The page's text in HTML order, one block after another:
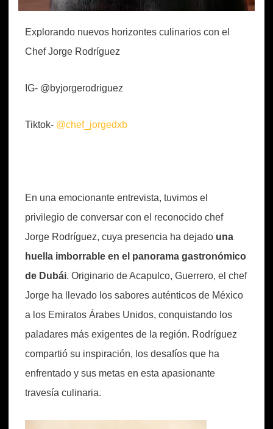
Explorando nuevos horizontes culinarios con el
Chef Jorge Rodríguez
IG- @byjorgerodriguez
Tiktok- @chef_jorgedxb
En una emocionante entrevista, tuvimos el
privilegio de conversar con el reconocido chef
Jorge Rodríguez, cuya presencia ha dejado una
huella imborrable en el panorama gastronómico
de Dubái. Originario de Acapulco, Guerrero, el chef
Jorge ha llevado los sabores auténticos de México
a los Emiratos Árabes Unidos, conquistando los
paladares más exigentes de la región. Rodríguez
compartió su inspiración, los desafíos que ha
enfrentado y sus metas en esta apasionante
travesía culinaria.